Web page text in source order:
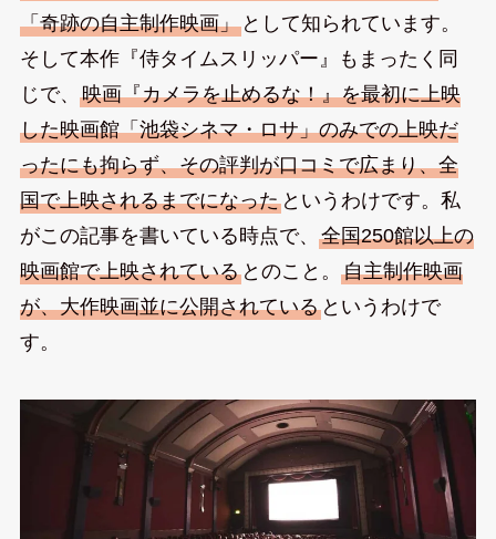
「奇跡の自主制作映画」として知られています。
そして本作『侍タイムスリッパー』もまったく同
じで、 映画『カメラを止めるな！』を最初に上映
した映画館「池袋シネマ・ロサ」のみでの上映だ
ったにも拘らず、その評判が口コミで広まり、全
国で上映されるまでになったというわけです。私
がこの記事を書いている時点で、 全国250館以上の
映画館で上映されているとのこと。 自主制作映画
が、大作映画並に公開されているというわけで
す。